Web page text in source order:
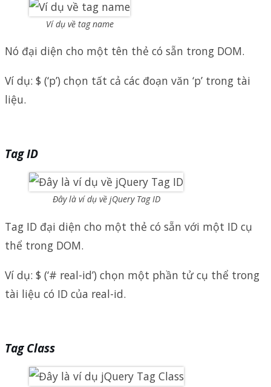
Ví dụ về tag name
Nó đại diện cho một tên thẻ có sẵn trong DOM.
Ví dụ: $ (‘p’) chọn tất cả các đoạn văn ‘p’ trong tài
liệu.
Tag ID
Đây là ví dụ về jQuery Tag ID
Tag ID đại diện cho một thẻ có sẵn với một ID cụ
thể trong DOM.
Ví dụ: $ (‘# real-id’) chọn một phần tử cụ thể trong
tài liệu có ID của real-id.
Tag Class